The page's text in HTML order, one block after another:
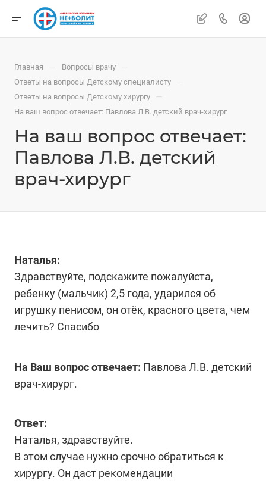
Главная — Вопросы врачу —
Ответы на вопросы Детскому специалисту —
Ответы на вопросы Детскому хирургу —
На ваш вопрос отвечает: Павлова Л.В. детский врач-хирург
На ваш вопрос отвечает:
Павлова Л.В. детский
врач-хирург
Наталья:
Здравствуйте, подскажите пожалуйста,
ребенку (мальчик) 2,5 года, ударился об
игрушку пенисом, он отёк, красного цвета, чем
лечить? Спасибо
На Ваш вопрос отвечает: Павлова Л.В. детский
врач-хирург.
Ответ:
Наталья, здравствуйте.
В этом случае нужно срочно обратиться к
хирургу. Он даст рекомендации